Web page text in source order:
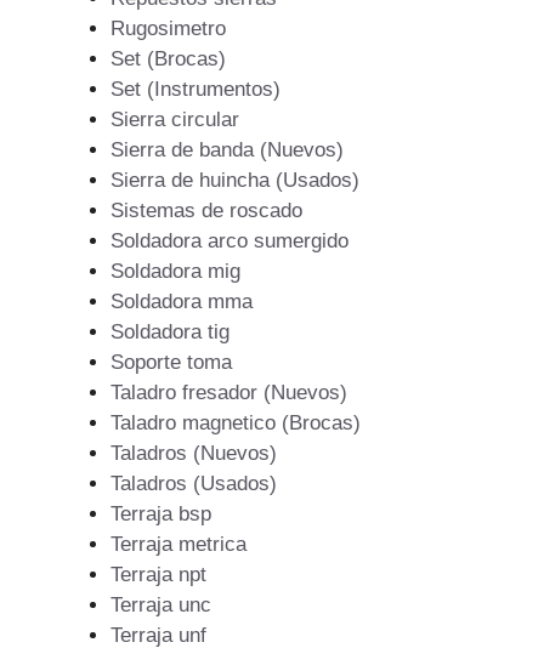
Rugosimetro
Set (Brocas)
Set (Instrumentos)
Sierra circular
Sierra de banda (Nuevos)
Sierra de huincha (Usados)
Sistemas de roscado
Soldadora arco sumergido
Soldadora mig
Soldadora mma
Soldadora tig
Soporte toma
Taladro fresador (Nuevos)
Taladro magnetico (Brocas)
Taladros (Nuevos)
Taladros (Usados)
Terraja bsp
Terraja metrica
Terraja npt
Terraja unc
Terraja unf